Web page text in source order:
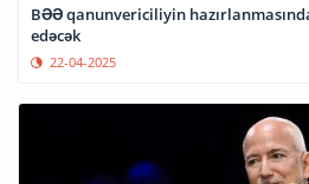
BƏƏ qanunvericiliyin
edəcək
22-04-2025